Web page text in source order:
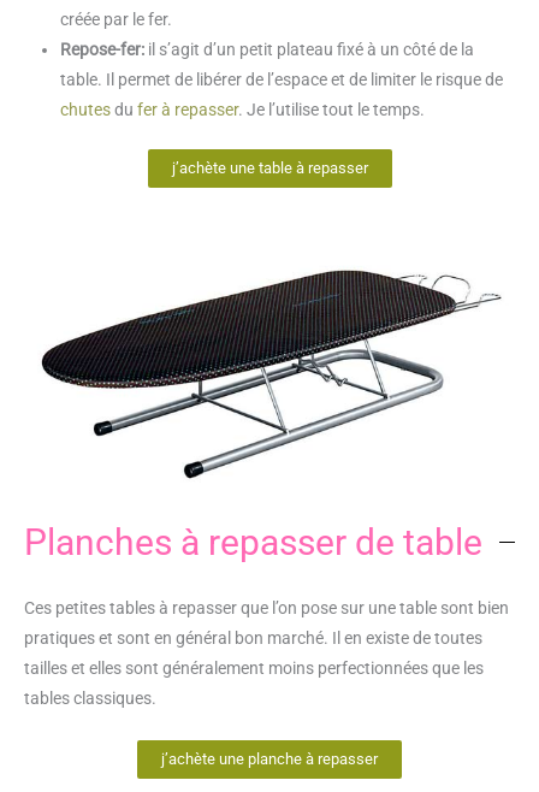
créée par le fer.
Repose-fer: il s’agit d’un petit plateau fixé à un côté de la
table. Il permet de libérer de l’espace et de limiter le risque de
chutesdu fer à repasser. Je l’utilise tout le temps.
j’achète une table à repasser
Planches à repasser de table
Ces petites tables à repasser que l’on pose sur une table sont bien
pratiques et sont en général bon marché. Il en existe de toutes
tailles et elles sont généralement moins perfectionnées que les
tables classiques.
j’achète une planche à repasser